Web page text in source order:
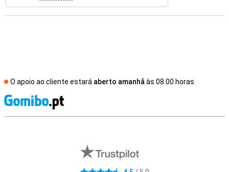
O apoio ao cliente estará aberto amanhã às 08.00 horas